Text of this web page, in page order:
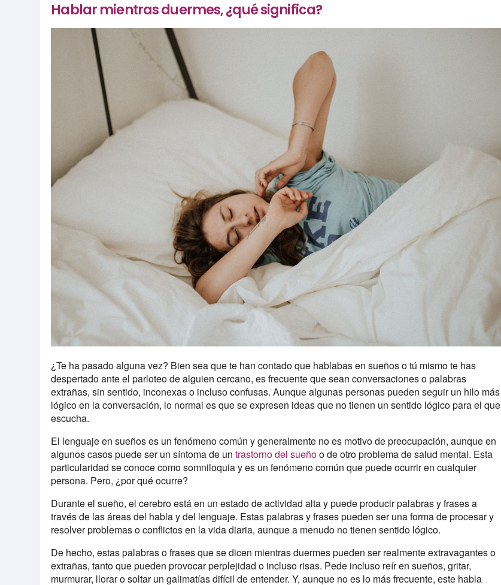
Hablar mientras duermes, ¿qué significa?
¿Te ha pasado alguna vez? Bien sea que te han contado que hablabas en sueños o tú mismo te has
despertado ante el parloteo de alguien cercano, es frecuente que sean conversaciones o palabras
extrañas, sin sentido, inconexas o incluso confusas. Aunque algunas personas pueden seguir un hilo más
lógico en la conversación, lo normal es que se expresen ideas que no tienen un sentido lógico para el que
escucha.
El lenguaje en sueños es un fenómeno común y generalmente no es motivo de preocupación, aunque en
algunos casos puede ser un síntoma de untrastorno del sueñoo de otro problema de salud mental. Esta
particularidad se conoce como somniloquia y es un fenómeno común que puede ocurrir en cualquier
persona. Pero, ¿por qué ocurre?
Durante el sueño, el cerebro está en un estado de actividad alta y puede producir palabras y frases a
través de las áreas del habla y del lenguaje. Estas palabras y frases pueden ser una forma de procesar y
resolver problemas o conflictos en la vida diaria, aunque a menudo no tienen sentido lógico.
De hecho, estas palabras o frases que se dicen mientras duermes pueden ser realmente extravagantes o
extrañas, tanto que pueden provocar perplejidad o incluso risas. Pede incluso reír en sueños, gritar,
murmurar, llorar o soltar un galimatías difícil de entender. Y, aunque no es lo más frecuente, este habla